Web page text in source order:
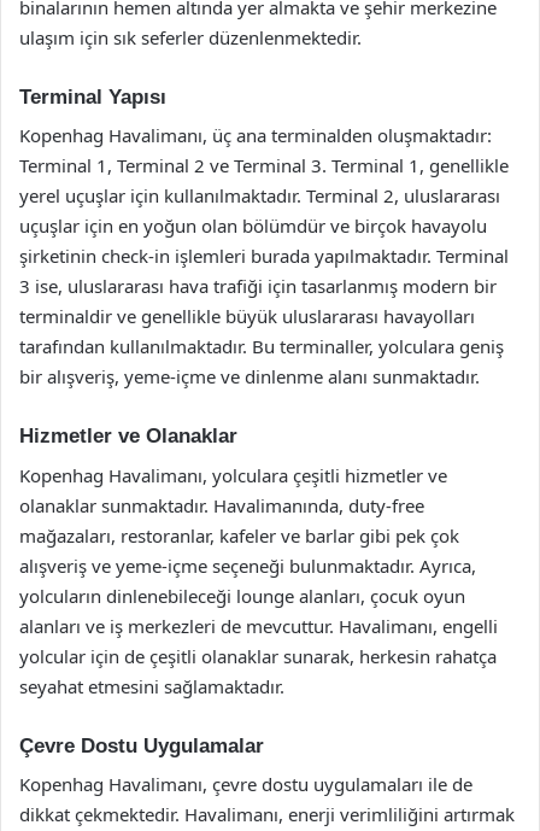
binalarının hemen altında yer almakta ve şehir merkezine
ulaşım için sık seferler düzenlenmektedir.
Terminal Yapısı
Kopenhag Havalimanı, üç ana terminalden oluşmaktadır:
Terminal 1, Terminal 2 ve Terminal 3. Terminal 1, genellikle
yerel uçuşlar için kullanılmaktadır. Terminal 2, uluslararası
uçuşlar için en yoğun olan bölümdür ve birçok havayolu
şirketinin check-in işlemleri burada yapılmaktadır. Terminal
3 ise, uluslararası hava trafiği için tasarlanmış modern bir
terminaldir ve genellikle büyük uluslararası havayolları
tarafından kullanılmaktadır. Bu terminaller, yolculara geniş
bir alışveriş, yeme-içme ve dinlenme alanı sunmaktadır.
Hizmetler ve Olanaklar
Kopenhag Havalimanı, yolculara çeşitli hizmetler ve
olanaklar sunmaktadır. Havalimanında, duty-free
mağazaları, restoranlar, kafeler ve barlar gibi pek çok
alışveriş ve yeme-içme seçeneği bulunmaktadır. Ayrıca,
yolcuların dinlenebileceği lounge alanları, çocuk oyun
alanları ve iş merkezleri de mevcuttur. Havalimanı, engelli
yolcular için de çeşitli olanaklar sunarak, herkesin rahatça
seyahat etmesini sağlamaktadır.
Çevre Dostu Uygulamalar
Kopenhag Havalimanı, çevre dostu uygulamaları ile de
dikkat çekmektedir. Havalimanı, enerji verimliliğini artırmak